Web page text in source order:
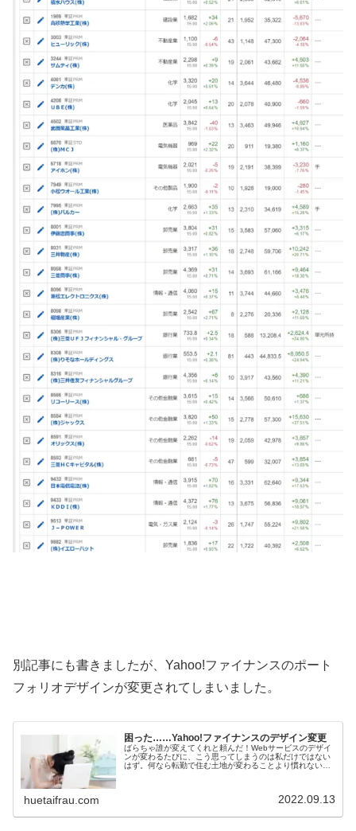
別記事にも書きましたが、Yahoo!ファイナンスのポート
フォリオデザインが変更されてしまいました。
困った……Yahoo!ファイナンスのデザイン変更
ばらちゃ誰が変えてくれと頼んだ！Webサービスのデザイ
ンが変わるたびに、こう思ってしまうのは私だけではない
はず。何なら転勤で住む土地が変わることより慣れないで
huetaifrau.com 2022.09.13